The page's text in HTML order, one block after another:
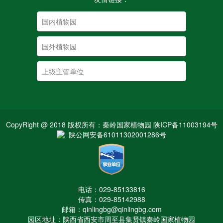
CopyRight @ 2018 版权所有：秦岭国家植物园 陕ICP备11003194号
陕公网安备61011302001286号
电话：029-85133816
传真：029-85142988
邮箱：qinlingbg@qinlingbg.com
园区地址：陕西省西安市周至县集贤镇秦岭国家植物园